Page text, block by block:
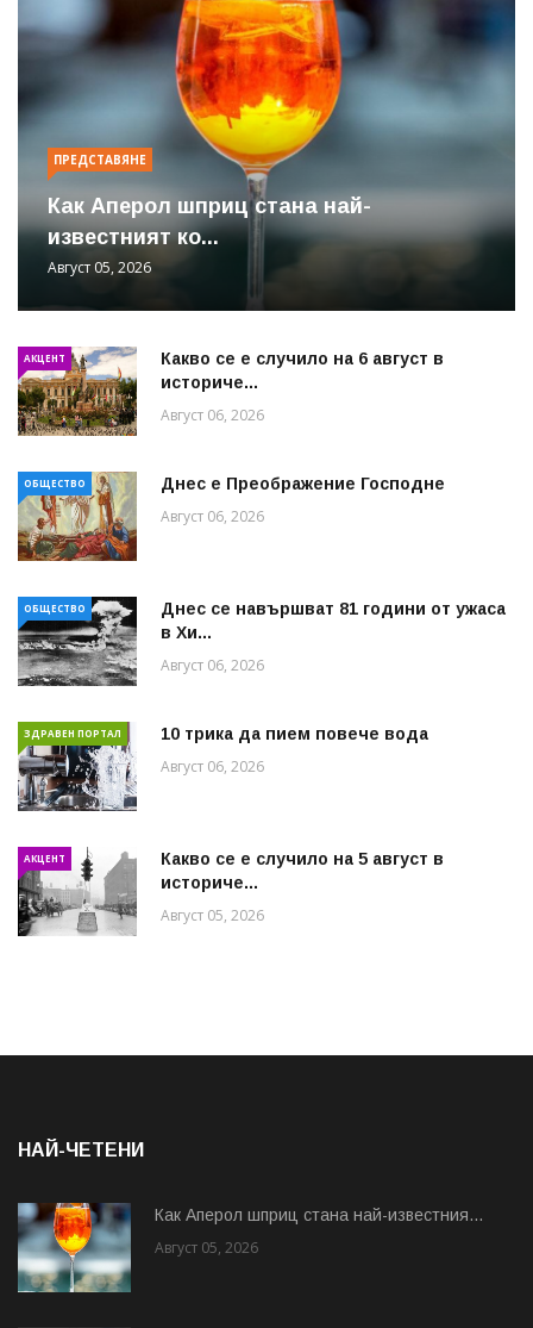
ПРЕДСТАВЯНЕ
Как Аперол шприц стана най-
известният ко...
Август 05, 2026
АКЦЕНТ
Какво се е случило на 6 август в
историче...
Август 06, 2026
ОБЩЕСТВО Днес е Преображение Господне
Август 06, 2026
ОБЩЕСТВО
Днес се навършват 81 години от ужаса
в Хи...
Август 06, 2026
ЗДРАВЕН ПОРТАЛ 10 трика да пием повече вода
Август 06, 2026
АКЦЕНТ
Какво се е случило на 5 август в
историче...
Август 05, 2026
НАЙ-ЧЕТЕНИ
Как Аперол шприц стана най-известния...
Август 05, 2026